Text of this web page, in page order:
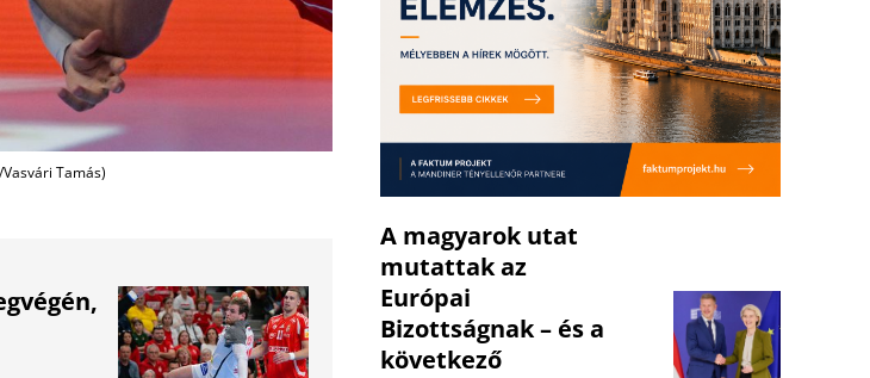
Tamás)
A magyarok utat
mutattak az
Európai
Bizottságnak – és a
következő